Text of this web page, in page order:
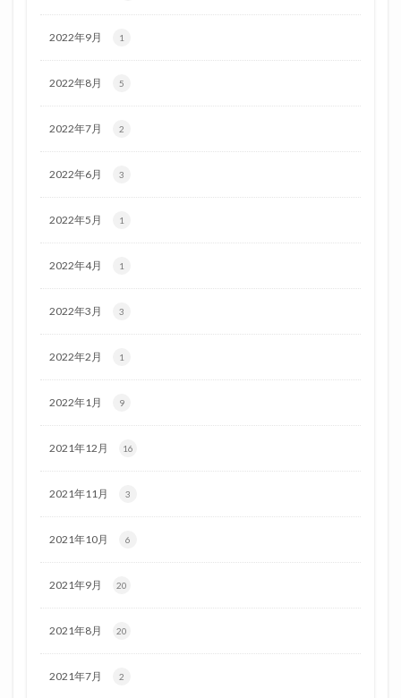
2022年9月 1
2022年8月 5
2022年7月 2
2022年6月 3
2022年5月 1
2022年4月 1
2022年3月 3
2022年2月 1
2022年1月 9
2021年12月 16
2021年11月 3
2021年10月 6
2021年9月 20
2021年8月 20
2021年7月 2